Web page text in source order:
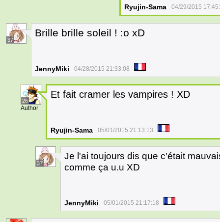
Ryujin-Sama 04/29/2015
37
Brille brille soleil ! :o xD
JennyMiki 04/28/2015 21:33:08
26
Author
Et fait cramer les vampires ! XD
Ryujin-Sama 05/01/2015 21:13:13
37
Je l'ai toujours dis que c'était
comme ça u.u XD
JennyMiki 05/01/2015 21:17:18